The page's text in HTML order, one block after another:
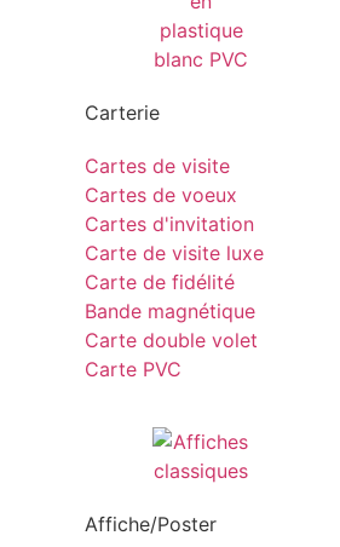
Carterie
Cartes de visite
Cartes de voeux
Cartes d'invitation
Carte de visite luxe
Carte de fidélité
Bande magnétique
Carte double volet
Carte PVC
Affiche/Poster